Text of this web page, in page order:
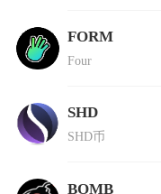
FORM
Four
SHD
SHD币
BOMB